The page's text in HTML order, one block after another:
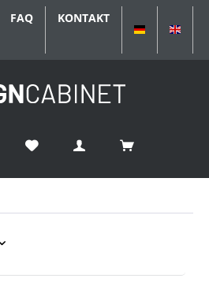
FAQ
KONTAKT
DEUTSCH